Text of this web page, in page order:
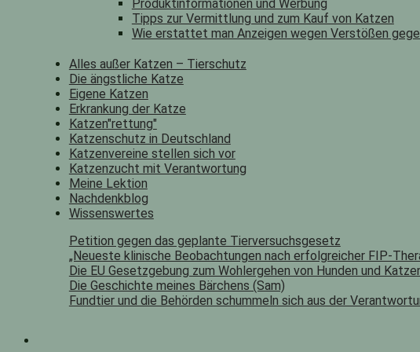
Produktinformationen und Werbung
Tipps zur Vermittlung und zum Kauf von Katzen
Wie erstattet man Anzeigen wegen Verstößen
Alles außer Katzen – Tierschutz
Die ängstliche Katze
Eigene Katzen
Erkrankung der Katze
Katzen"rettung"
Katzenschutz in Deutschland
Katzenvereine stellen sich vor
Katzenzucht mit Verantwortung
Meine Lektion
Nachdenkblog
Wissenswertes
Petition gegen das geplante Tierversuchsgesetz
„Neueste klinische Beobachtungen nach erfolgreicher FIP-
Die EU Gesetzgebung zum Wohlergehen von Hunden und
Die Geschichte meines Bärchens (Sam)
Fundtier und die Behörden schummeln sich aus der